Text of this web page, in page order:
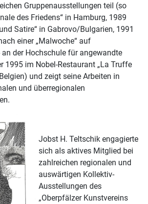
Gruppenausstellungen teil (so
des Friedens“ in Hamburg, 1989
Satire“ in Gabrovo/Bulgarien, 1991
einer „Malwoche“ auf
der Hochschule für angewandte
1995 im Nobel-Restaurant „La Truffe
und zeigt seine Arbeiten in
und überregionalen
Jobst H. Teltschik engagierte
sich als aktives Mitglied bei
zahlreichen regionalen und
auswärtigen Kollektiv-
Ausstellungen des
„Oberpfälzer Kunstvereins